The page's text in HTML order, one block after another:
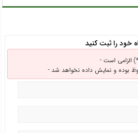
خود را ثبت کنید
الزامی است -
بوده و نمایش داده نخواهد شد -